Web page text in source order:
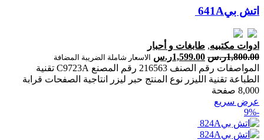
ادوات مكتبيه, طابغات و أحبار
1,800.00ر.س 1,599.00ر.س الاسعار شاملة الضريبة المضافة
المواصفات رقم الصنف 216563 رقم المصنع C9723A تقنية
الطباعة تقنية الليزر نوع المنتج حبر ليزر انتاجية الصفحات ‎قرابة
8,000 صفحة‎
عرض سريع
-9%